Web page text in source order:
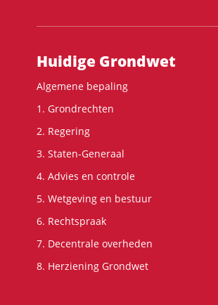
Hoofdnavigatie
Huidige Grondwet
Algemene bepaling
1. Grondrechten
2. Regering
3. Staten-Generaal
4. Advies en controle
5. Wetgeving en bestuur
6. Rechtspraak
7. Decentrale overheden
8. Herziening Grondwet